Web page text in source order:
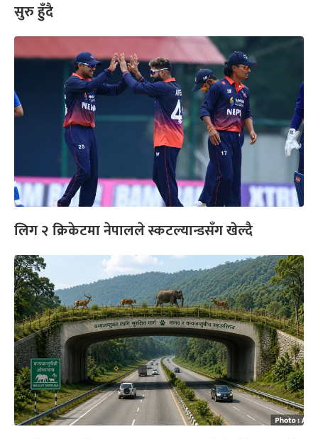
सुरु हुँदै
लिग २ क्रिकेटमा नेपालले स्कटल्यान्डसँग खेल्दै